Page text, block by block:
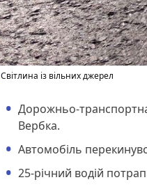
Світлина із вільних джерел
Дорожньо-
Вербка.
Автомобіль
25-річний водій